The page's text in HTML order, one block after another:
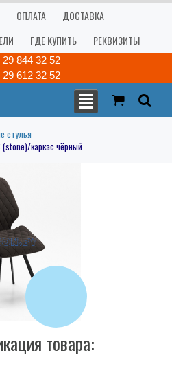
ОПЛАТА
ДОСТАВКА
ГДЕ КУПИТЬ РЕКВИЗИТЫ
29 844 32 52
29 612 32 52
стулья
каркас чёрный
товара: